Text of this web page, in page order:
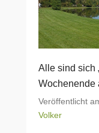
Alle sind sich
Wochenende
Veröffentlicht
Volker